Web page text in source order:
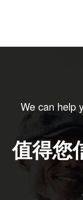
We can help
值得您